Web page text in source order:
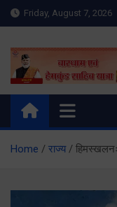
Skip
to
Friday, August 7, 2026
Meru
News |
meruraibar.com
Home राज्य